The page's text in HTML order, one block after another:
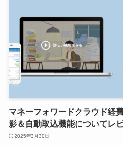
マネーフォワードクラウド経
影＆自動取込機能についてレ
2025年3月30日